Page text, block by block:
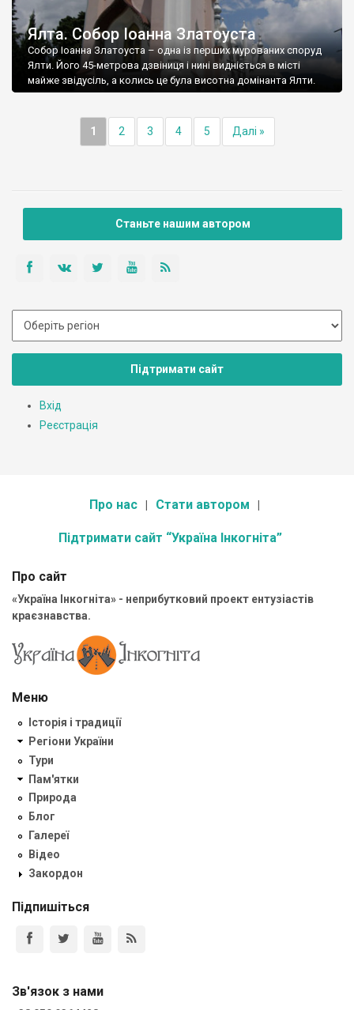
Ялта. Собор Іоанна Златоуста
Собор Іоанна Златоуста – одна із перших мурованих споруд
Ялти. Його 45-метрова дзвіниця і нині видніється в місті
майже звідусіль, а колись це була висотна домінанта Ялти.
1 2 3 4 5 Далі »
Станьте нашим автором
Підтримати сайт
Вхід
Реєстрація
Про нас Стати автором
Підтримати сайт “Україна Інкогніта”
Про сайт
«Україна Інкогніта» - неприбутковий проект ентузіастів
краєзнавства.
Меню
Історія і традиції
Регіони України
Тури
Пам'ятки
Природа
Блог
Галереї
Відео
Закордон
Підпишіться
Зв'язок з нами